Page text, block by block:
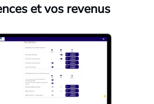
et vos revenus